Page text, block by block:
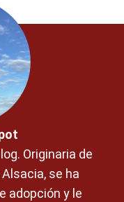
Originaria de
se ha
adopción y le